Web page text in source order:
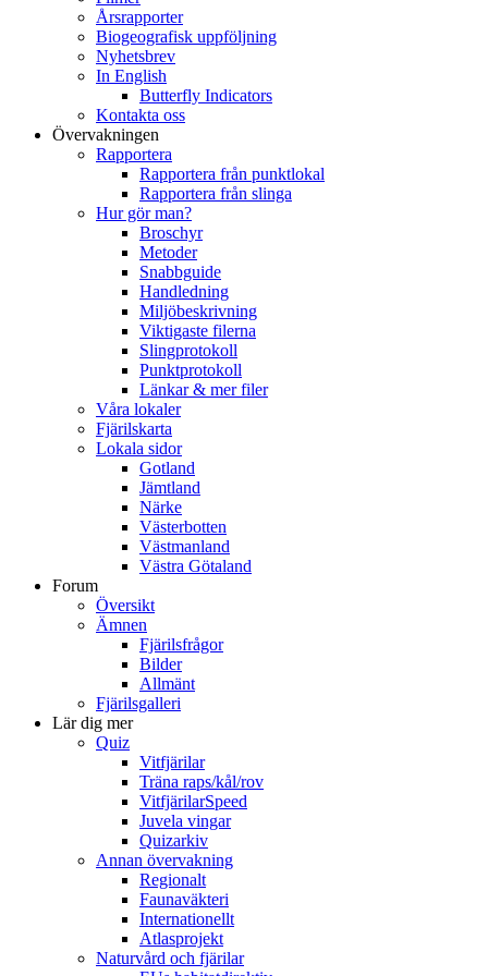
Årsrapporter
Biogeografisk uppföljning
Nyhetsbrev
In English
Butterfly Indicators
Kontakta oss
Övervakningen
Rapportera
Rapportera från punktlokal
Rapportera från slinga
Hur gör man?
Broschyr
Metoder
Snabbguide
Handledning
Miljöbeskrivning
Viktigaste filerna
Slingprotokoll
Punktprotokoll
Länkar & mer filer
Våra lokaler
Fjärilskarta
Lokala sidor
Gotland
Jämtland
Närke
Västerbotten
Västmanland
Västra Götaland
Forum
Översikt
Ämnen
Fjärilsfrågor
Bilder
Allmänt
Fjärilsgalleri
Lär dig mer
Quiz
Vitfjärilar
Träna raps/kål/rov
VitfjärilarSpeed
Juvela vingar
Quizarkiv
Annan övervakning
Regionalt
Faunaväkteri
Internationellt
Atlasprojekt
Naturvård och fjärilar